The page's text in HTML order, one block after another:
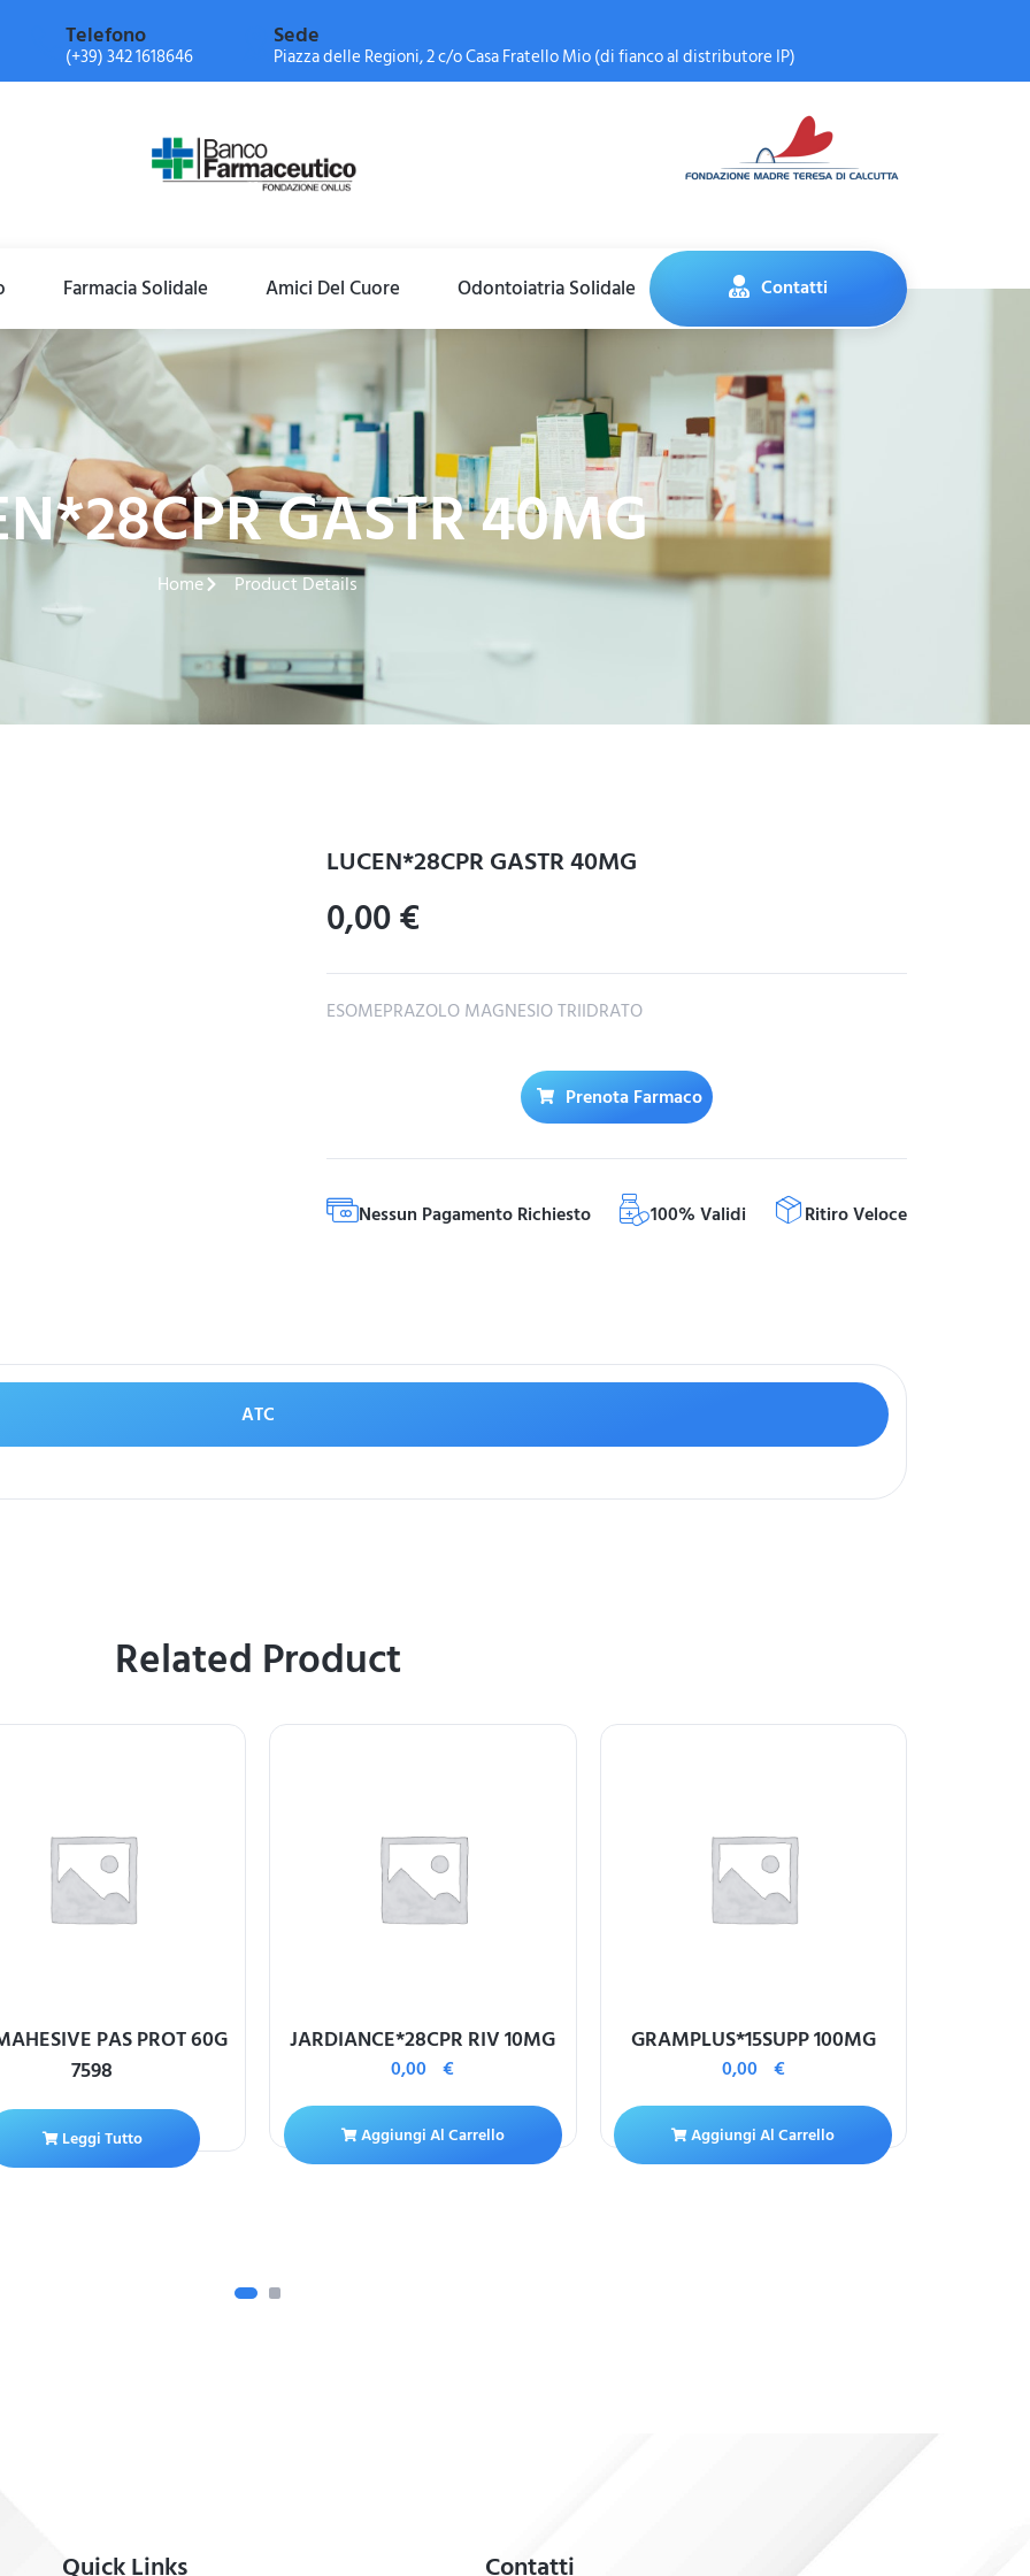
Telefono
(+39) 342 1618646
Sede
Piazza delle Regioni, 2 c/o Casa Fratello Mio (di fianco al distributore IP)
Farmacia Solidale Amici Del Cuore Odontoiatria Solidale Contatti
GASTR 40MG
Home Product Details
LUCEN*28CPR GASTR 40MG
0,00€
ESOMEPRAZOLO MAGNESIO TRIIDRATO
Prenota Farmaco
Nessun Pagamento Richiesto 100% Validi Ritiro Veloce
ATC
Related Product
PAS PROT 60G
7598
Leggi Tutto
JARDIANCE*28CPR RIV 10MG
0,00€
Aggiungi Al Carrello
GRAMPLUS*15SUPP 100MG
0,00 €
Aggiungi Al Carrello
Quick Links Contatti